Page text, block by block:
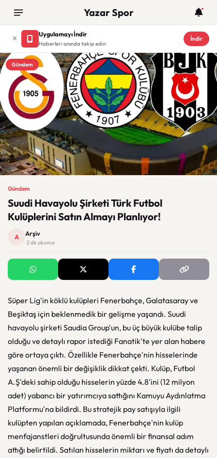
Yazar Spor
Uygulamayı İndir
Haberleri anında takip edin
İndir
Gündem
Gündem
Suudi Havayolu Şirketi Türk Futbol
Kulüplerini Satın Almayı Planlıyor!
A Arşiv
· 2 dk okuma
Süper Lig'in köklü kulüpleri Fenerbahçe, Galatasaray ve
Beşiktaş için beklenmedik bir gelişme yaşandı. Suudi
havayolu şirketi Saudia Group'un, bu üç büyük kulübe talip
olduğu ve detaylı rapor istediği Fanatik'te yer alan habere
göre ortaya çıktı. Özellikle Fenerbahçe'nin hisselerinde
yaşanan önemli bir değişiklik dikkat çekti. Kulüp, Futbol
A.Ş'deki sahip olduğu hisselerin yüzde 4.8'ini (12 milyon
adet) yabancı bir yatırımcıya sattığını Kamuyu Aydınlatma
Platformu'na bildirdi. Bu stratejik pay satışıyla ilgili
kulüpten yapılan açıklamada, Fenerbahçe'nin kulüp
menfajanstleri doğrultusunda önemli bir finansal adım
attığı belirtildi. Satılan hisselerin miktarı ve fiyatı da detaylı